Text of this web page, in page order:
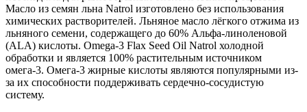
Масло из семян льна Natrol изготовлено без использования
химических растворителей. Льняное масло лёгкого отжима из
льняного семени, содержащего до 60% Альфа-линоленовой
(ALA) кислоты. Omega-3 Flax Seed Oil Natrol холодной
обработки и является 100% растительным источником
омега-3. Омега-3 жирные кислоты являются популярными из-
за их способности поддерживать сердечно-сосудистую
систему.